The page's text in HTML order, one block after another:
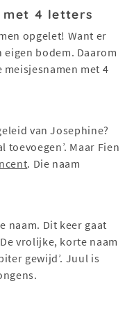
met 4 letters
opgelet! Want er
bodem. Daarom
met 4
van Josephine?
toevoegen’. Maar Fien
. Die naam
naam. Dit keer gaat
vrolijke, korte naam
gewijd’. Juul is